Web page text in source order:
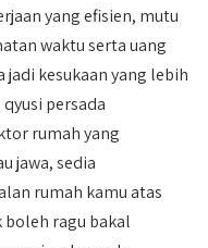
yang efisien, mutu
waktu serta uang
kesukaan yang lebih
persada
rumah yang
jawa, sedia
rumah kamu atas
ragu bakal